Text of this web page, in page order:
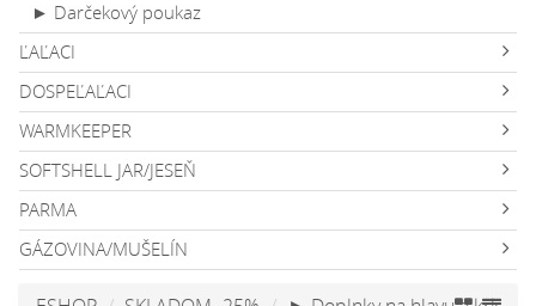
► Darčekový poukaz
ĽAĽACI
DOSPEĽAĽACI
WARMKEEPER
SOFTSHELL JAR/JESEŇ
PARMA
GÁZOVINA/MUŠELÍN